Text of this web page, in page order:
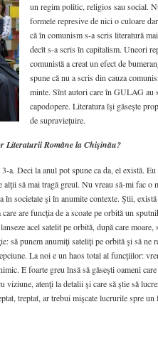
un regim politic, religios sau social.
formele represive de nici o culoare
că în comunism s-a scris literatură
decît s-a scris în capitalism. Uneori
comunistă a creat un efect de
spune că nu a scris din cauza
minte. Sînt autori care în GULAG au
capodopere. Literatura îşi găseşte
de supravieţuire.
Literaturii Române la Chişinău?
a. Deci la anul pot spune ca da, el există. Eu
alţii să mai tragă greul. Nu vreau să-mi fac o
societate şi în anumite contexte. Ştii, există
are funcţia de a scoate pe orbită un
acel satelit pe orbită, după care moare,
să punem anumiţi sateliţi pe orbită şi să ne
La noi e un haos total al funcţiilor:
E foarte greu însă să găseşti oameni care
atenţi la detalii şi care să ştie să
treptat, ar trebui mişcate lucrurile spre un